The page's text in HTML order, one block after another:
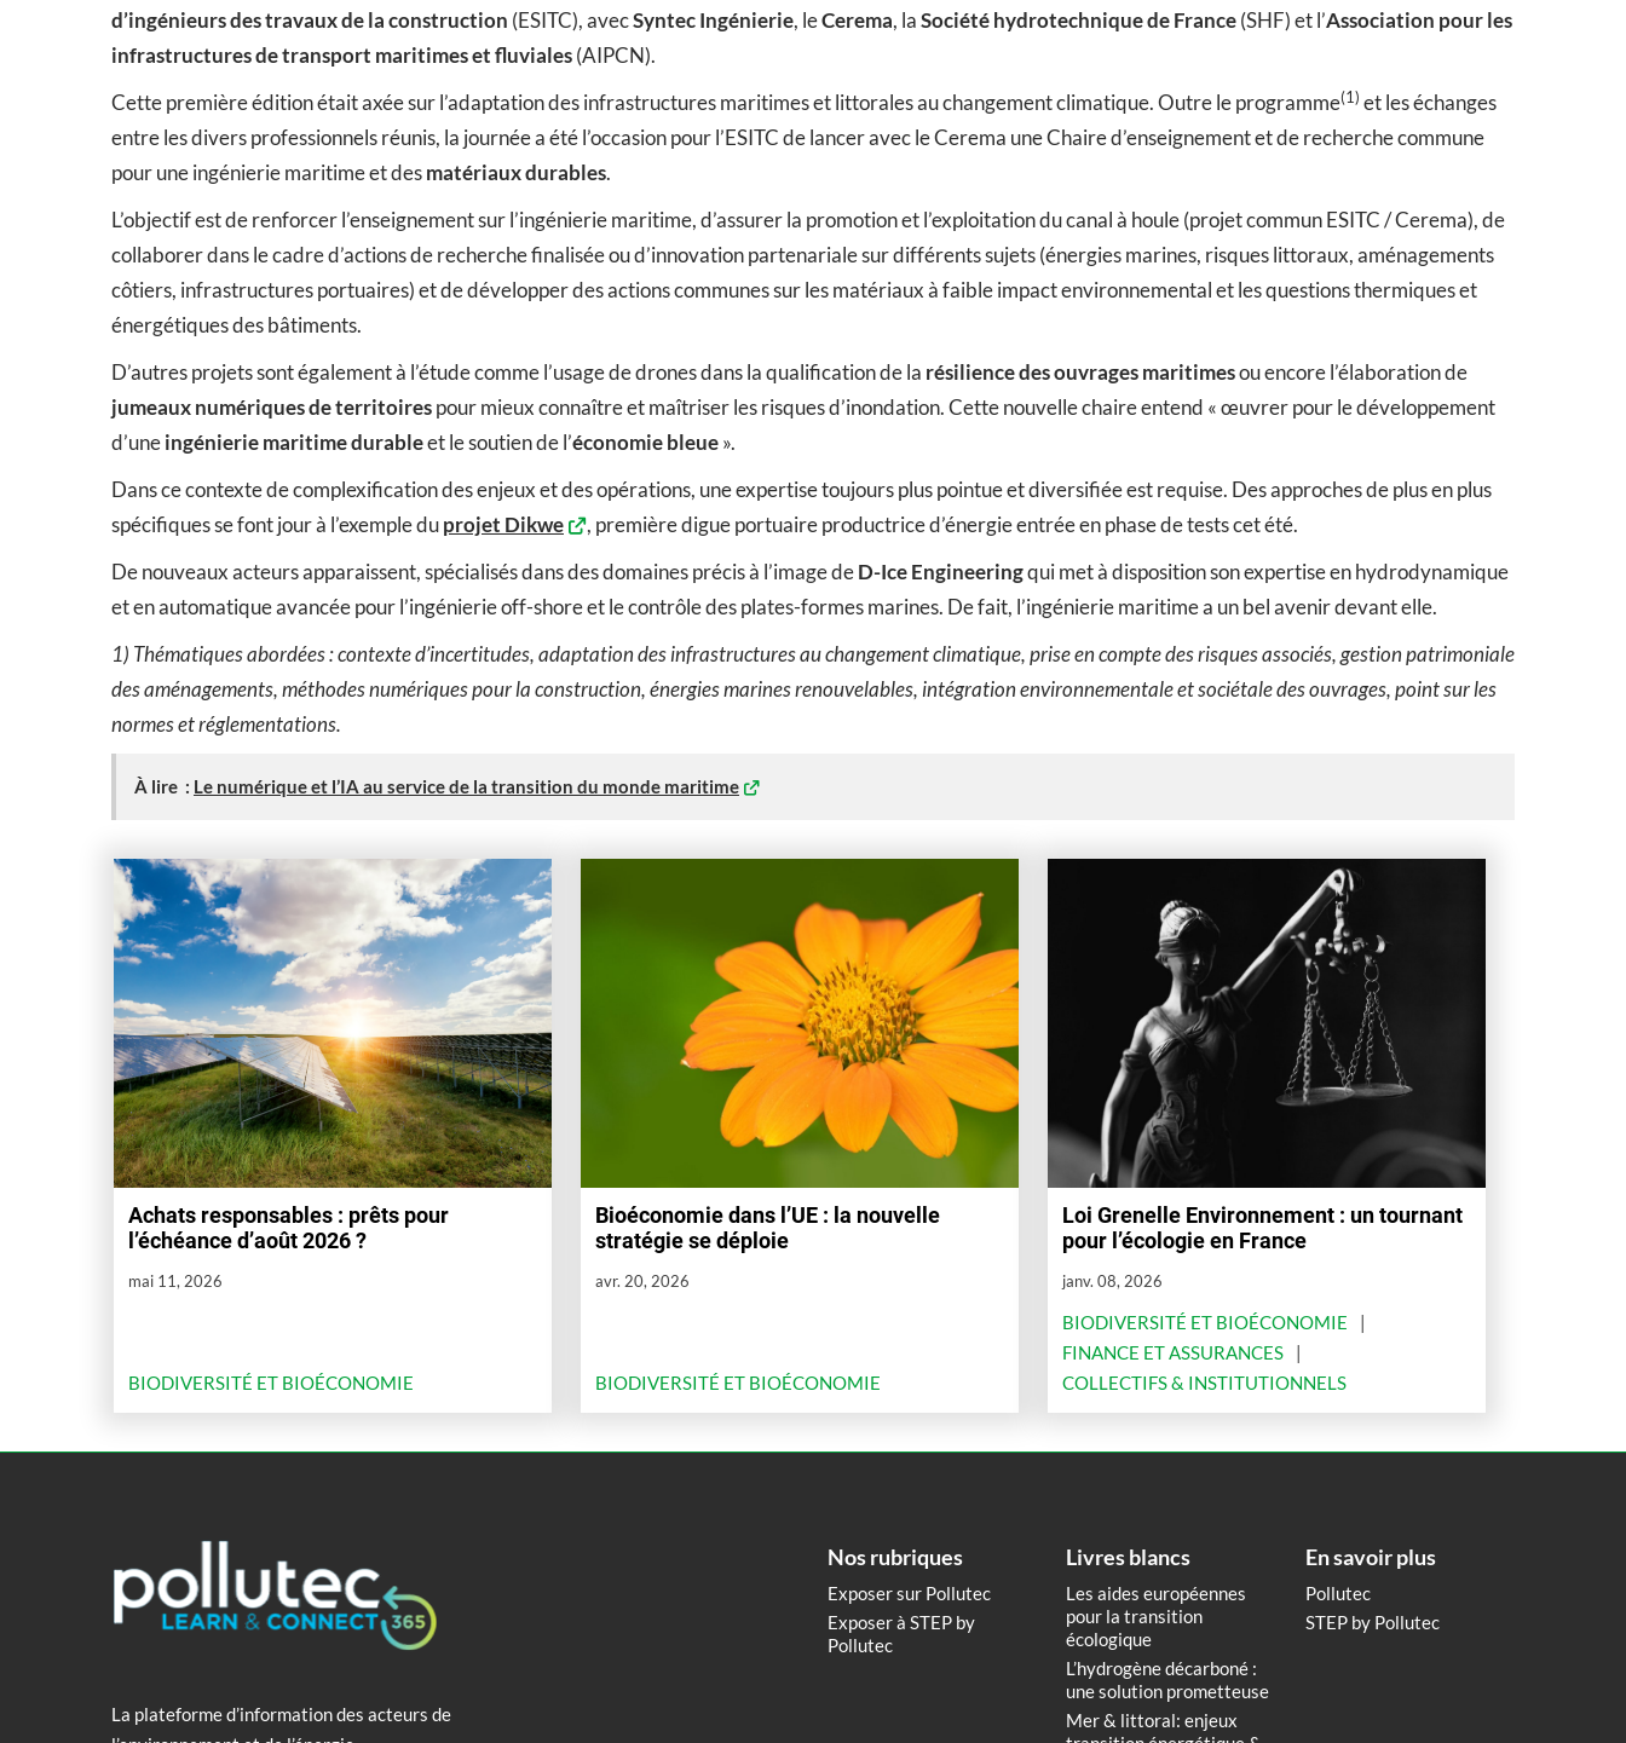
d’ingénieurs des travaux de la construction (ESITC), avecSyntec Ingénierie, leCerema, laSociété hydrotechnique de France(SHF) et l’Association pour les
infrastructures de transport maritimes et fluviales(AIPCN).
Cette première édition était axée sur l’adaptation des infrastructures maritimes et littorales au changement climatique. Outre le programme(1) et les échanges
entre les divers professionnels réunis, la journée a été l’occasion pour l’ESITC de lancer avec le Cerema une Chaire d’enseignement et de recherche commune
pour une ingénierie maritime et desmatériaux durables.
L’objectif est de renforcer l’enseignement sur l’ingénierie maritime, d’assurer la promotion et l’exploitation du canal à houle (projet commun ESITC / Cerema), de
collaborer dans le cadre d’actions de recherche finalisée ou d’innovation partenariale sur différents sujets (énergies marines, risques littoraux, aménagements
côtiers, infrastructures portuaires) et de développer des actions communes sur les matériaux à faible impact environnemental et les questions thermiques et
énergétiques des bâtiments.
D’autres projets sont également à l’étude comme l’usage de drones dans la qualification de la résilience des ouvrages maritimesou encore l’élaboration de
jumeaux numériques de territoirespour mieux connaître et maîtriser les risques d’inondation. Cette nouvelle chaire entend « œuvrer pour le développement
d’uneingénierie maritime durableet le soutien de l’économie bleue».
Dans ce contexte de complexification des enjeux et des opérations, une expertise toujours plus pointue et diversifiée est requise. Des approches de plus en plus
spécifiques se font jour à l’exemple duprojet Dikwe
, première digue portuaire productrice d’énergie entrée en phase de tests cet été.
De nouveaux acteurs apparaissent, spécialisés dans des domaines précis à l’image deD-Ice Engineeringqui met à disposition son expertise en hydrodynamique
et en automatique avancée pour l’ingénierie off-shore et le contrôle des plates-formes marines. De fait, l’ingénierie maritime a un bel avenir devant elle.
1) Thématiques abordées : contexte d’incertitudes, adaptation des infrastructures au changement climatique, prise en compte des risques associés, gestion patrimoniale
des aménagements, méthodes numériques pour la construction, énergies marines renouvelables, intégration environnementale et sociétale des ouvrages, point sur les
normes et réglementations.
À lire : Le numérique et l’IA au service de la transition du monde maritime
Achats responsables : prêts pour
l’échéance d’août 2026 ?
mai 11, 2026
BIODIVERSITÉ ET BIOÉCONOMIE
Bioéconomie dans l’UE : la nouvelle
stratégie se déploie
avr. 20, 2026
BIODIVERSITÉ ET BIOÉCONOMIE
Loi Grenelle Environnement : un tournant
pour l’écologie en France
janv. 08, 2026
BIODIVERSITÉ ET BIOÉCONOMIE
FINANCE ET ASSURANCES
COLLECTIFS & INSTITUTIONNELS
La plateforme d’information des acteurs de
Nos rubriques
Exposer sur Pollutec
Exposer à STEP by
Pollutec
Livres blancs
Les aides européennes
pour la transition
écologique
L’hydrogène décarboné :
une solution prometteuse
Mer & littoral: enjeux
En savoir plus
Pollutec
STEP by Pollutec